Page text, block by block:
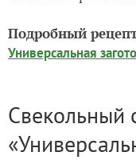
Подробный
Универсальная
Свекольный